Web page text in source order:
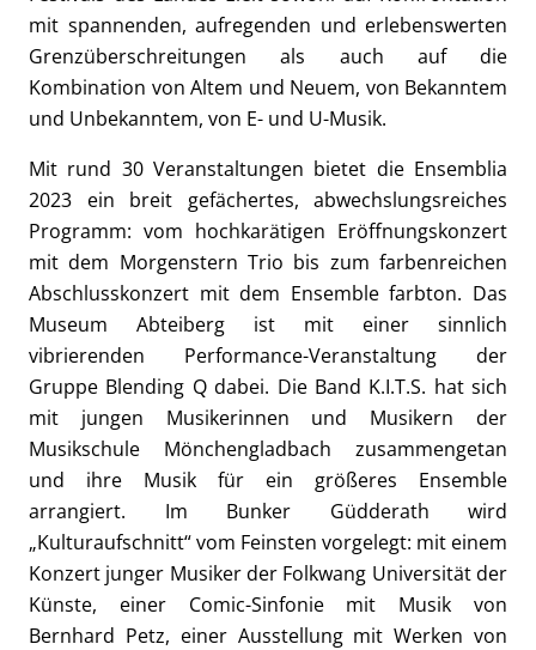
mit spannenden, aufregenden und erlebenswerten
Grenzüberschreitungen als auch auf die
Kombination von Altem und Neuem, von Bekanntem
und Unbekanntem, von E- und U-Musik.
Mit rund 30 Veranstaltungen bietet die Ensemblia
2023 ein breit gefächertes, abwechslungsreiches
Programm: vom hochkarätigen Eröffnungskonzert
mit dem Morgenstern Trio bis zum farbenreichen
Abschlusskonzert mit dem Ensemble farbton. Das
Museum Abteiberg ist mit einer sinnlich
vibrierenden Performance-Veranstaltung der
Gruppe Blending Q dabei. Die Band K.I.T.S. hat sich
mit jungen Musikerinnen und Musikern der
Musikschule Mönchengladbach zusammengetan
und ihre Musik für ein größeres Ensemble
arrangiert. Im Bunker Güdderath wird
„Kulturaufschnitt“ vom Feinsten vorgelegt: mit einem
Konzert junger Musiker der Folkwang Universität der
Künste, einer Comic-Sinfonie mit Musik von
Bernhard Petz, einer Ausstellung mit Werken von